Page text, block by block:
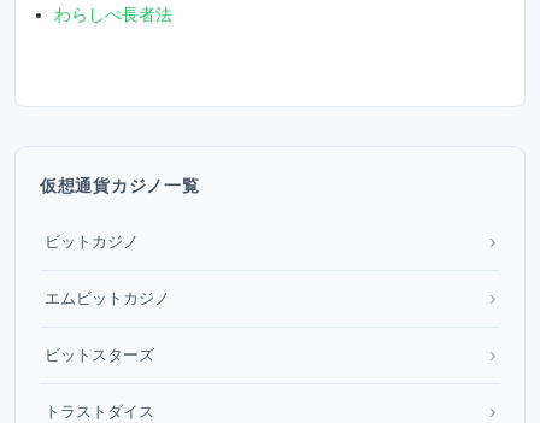
わらしべ長者法
仮想通貨カジノ一覧
ビットカジノ ›
エムビットカジノ ›
ビットスターズ ›
トラストダイス ›